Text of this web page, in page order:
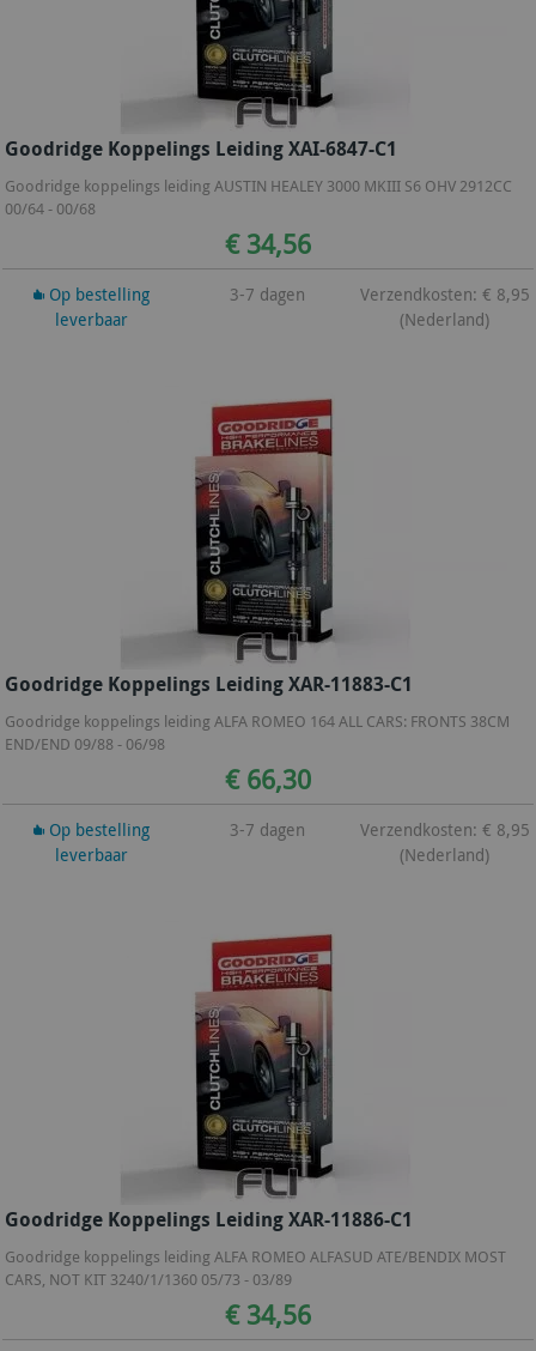
Goodridge Koppelings Leiding XAI-6847-C1
Goodridge koppelings leiding AUSTIN HEALEY 3000 MKIII S6 OHV 2912CC
00/64 - 00/68
€ 34,56
Op bestelling
leverbaar
3-7 dagen
Verzendkosten: € 8,95
(Nederland)
Goodridge Koppelings Leiding XAR-11883-C1
Goodridge koppelings leiding ALFA ROMEO 164 ALL CARS: FRONTS 38CM
END/END 09/88 - 06/98
€ 66,30
Op bestelling
leverbaar
3-7 dagen
Verzendkosten: € 8,95
(Nederland)
Goodridge Koppelings Leiding XAR-11886-C1
Goodridge koppelings leiding ALFA ROMEO ALFASUD ATE/BENDIX MOST
CARS, NOT KIT 3240/1/1360 05/73 - 03/89
€ 34,56